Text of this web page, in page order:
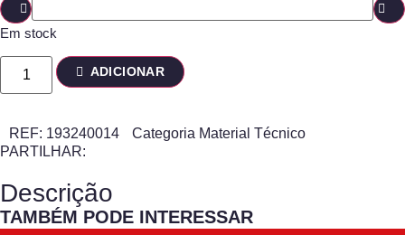
Em stock
ADICIONAR
REF: 193240014 Categoria Material Técnico
PARTILHAR:
Descrição
TAMBÉM PODE INTERESSAR